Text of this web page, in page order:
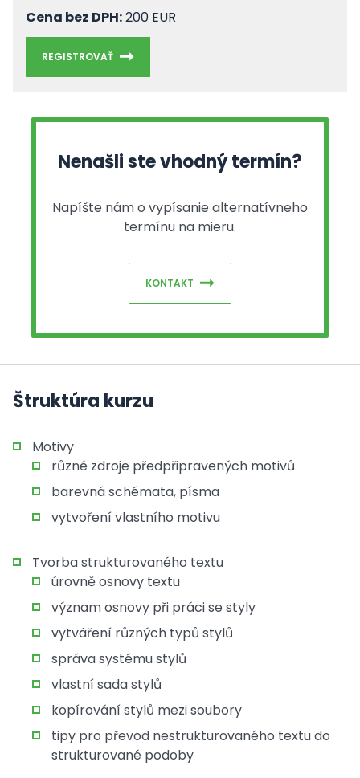
Cena bez DPH:200 EUR
REGISTROVAŤ
Nenašli ste vhodný termín?
Napíšte nám o vypísanie alternatívneho
termínu na mieru.
KONTAKT
Štruktúra kurzu
Motivy
různé zdroje předpřipravených motivů
barevná schémata, písma
vytvoření vlastního motivu
Tvorba strukturovaného textu
úrovně osnovy textu
význam osnovy při práci se styly
vytváření různých typů stylů
správa systému stylů
vlastní sada stylů
kopírování stylů mezi soubory
tipy pro převod nestrukturovaného textu do
strukturované podoby